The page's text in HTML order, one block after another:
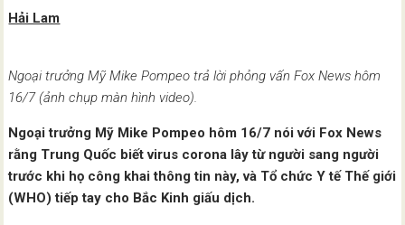
Hải Lam
Ngoại trưởng Mỹ Mike Pompeo trả lời phỏng vấn Fox News hôm
16/7 (ảnh chụp màn hình video).
Ngoại trưởng Mỹ Mike Pompeo hôm 16/7 nói với Fox News
rằng Trung Quốc biết virus corona lây từ người sang người
trước khi họ công khai thông tin này, và Tổ chức Y tế Thế giới
(WHO) tiếp tay cho Bắc Kinh giấu dịch.